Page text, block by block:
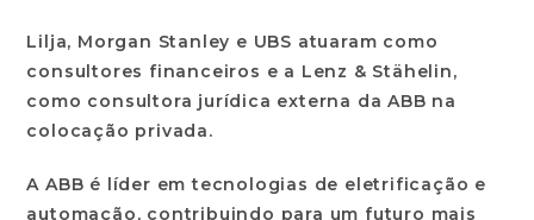
Lilja, Morgan Stanley e UBS atuaram como
consultores financeiros e a Lenz & Stähelin,
como consultora jurídica externa da ABB na
colocação privada.
AABB é líder em tecnologias de eletrificação e
automação, contribuindo para um futuro mais